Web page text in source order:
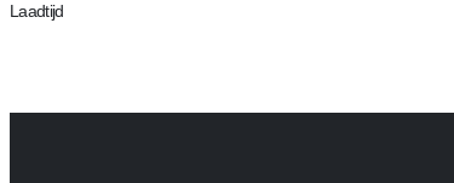
Laadtijd